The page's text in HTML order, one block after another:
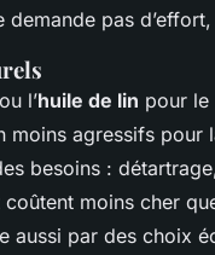
pas
l’huile de lin pour
moins agressifs pour
besoins :
moins cher
aussi par des choix